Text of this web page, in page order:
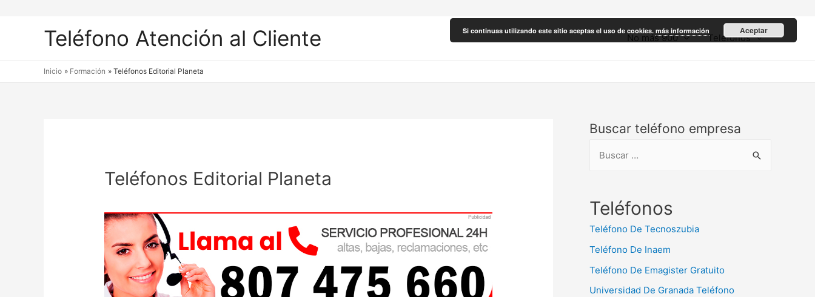
Teléfono Atención al Cliente No más 900 Teléfonos
Inicio Formación Teléfonos Editorial Planeta
Teléfonos Editorial Planeta
Buscar teléfono empresa
c
Teléfonos
Teléfono De Tecnoszubia
Teléfono De Inaem
Teléfono De Emagister Gratuito
Universidad De Granada Teléfono
Si continuas utilizando este sitio aceptas el uso de cookies. más información Aceptar